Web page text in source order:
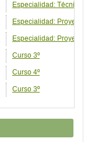
Especialidad: Técnicas
Especialidad: Proyectos
Especialidad: Proyectos
Curso 3º
Curso 4º
Curso 3º